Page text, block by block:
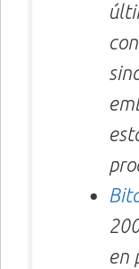
en